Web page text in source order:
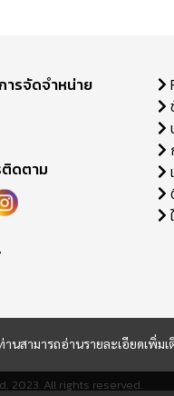
นสามารถอ่านรายละเอียดเพิ่มเ
ารจัดจำหน่าย
ดตาม
2023. All rights reserved.